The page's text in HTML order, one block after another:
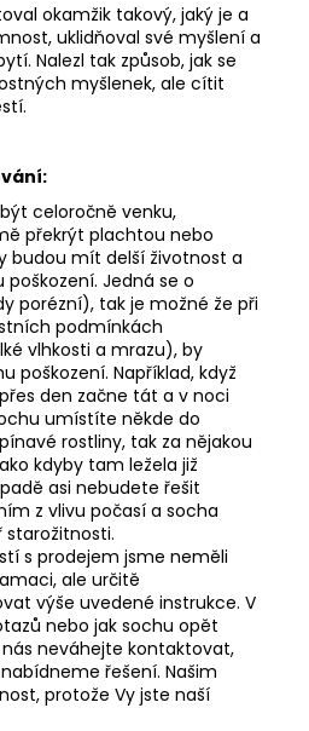
okamžik takový, jaký je a
uklidňoval své myšlení a
Nalezl tak způsob, jak se
myšlenek, ale cítit
celoročně venku,
překrýt plachtou nebo
budou mít delší životnost a
Jedná se o
porézní), tak je možné že při
podmínkách
vlhkosti a mrazu), by
poškození. Například, když
den začne tát a v noci
umístíte někde do
rostliny, tak za nějakou
kdyby tam ležela již
asi nebudete řešit
z vlivu počasí a socha
s prodejem jsme neměli
ale určitě
výše uvedené instrukce. V
nebo jak sochu opět
neváhejte kontaktovat,
řešení. Našim
protože Vy jste naší